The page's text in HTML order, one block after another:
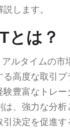
します。
とは？
アルタイムの市
高度な取引プ
験豊富なトレー
は、強力な分析
引決定を促進す